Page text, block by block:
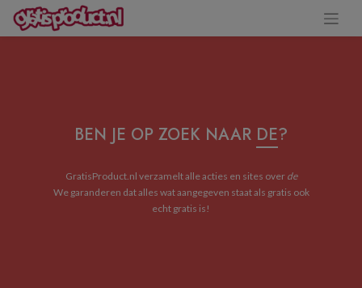
BEN JE OP ZOEK NAAR DE?
GratisProduct.nl verzamelt alle acties en sites over de
We garanderen dat alles wat aangegeven staat als gratis ook
echt gratis is!